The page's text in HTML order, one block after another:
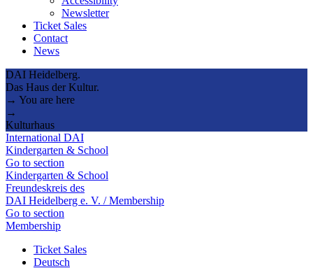
Newsletter
Ticket Sales
Contact
News
DAI Heidelberg.
Das Haus der Kultur.
→ You are here
→
Kulturhaus
International DAI
Kindergarten & School
Go to section
Kindergarten & School
Freundeskreis des
DAI Heidelberg e. V. / Membership
Go to section
Membership
Ticket Sales
Deutsch